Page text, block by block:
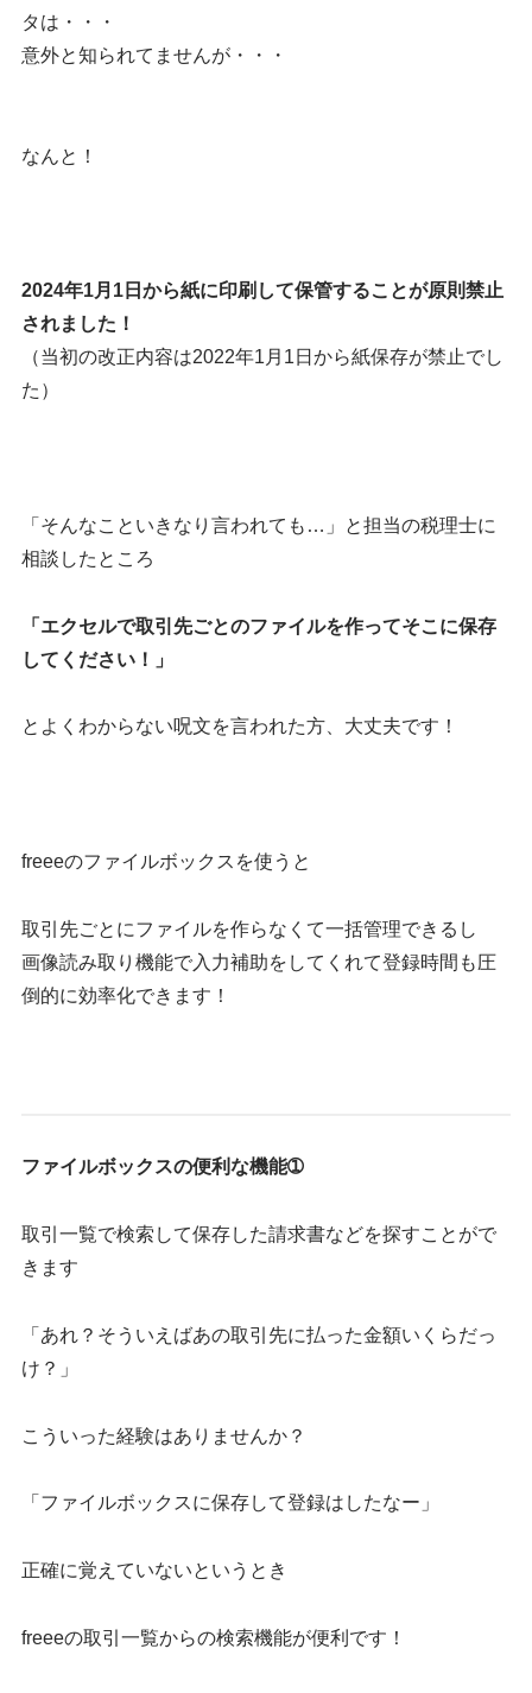
タは・・・
意外と知られてませんが・・・
なんと！
2024年1月1日から紙に印刷して保管することが原則禁止
されました！
（当初の改正内容は2022年1月1日から紙保存が禁止でし
た）
「そんなこといきなり言われても…」と担当の税理士に
相談したところ
「エクセルで取引先ごとのファイルを作ってそこに保存
してください！」
とよくわからない呪文を言われた方、大丈夫です！
freeeのファイルボックスを使うと
取引先ごとにファイルを作らなくて一括管理できるし
画像読み取り機能で入力補助をしてくれて登録時間も圧
倒的に効率化できます！
ファイルボックスの便利な機能➀
取引一覧で検索して保存した請求書などを探すことがで
きます
「あれ？そういえばあの取引先に払った金額いくらだっ
け？」
こういった経験はありませんか？
「ファイルボックスに保存して登録はしたなー」
正確に覚えていないというとき
freeeの取引一覧からの検索機能が便利です！